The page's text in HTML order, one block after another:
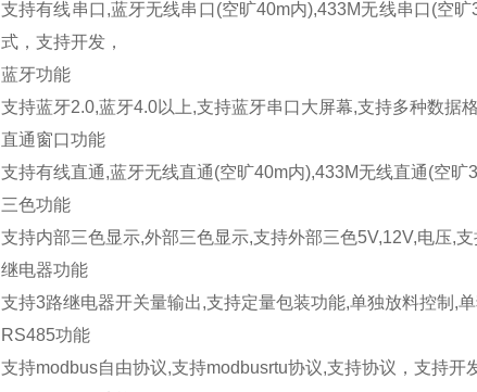
支持有线串口,蓝牙无线串口(空旷40m内),433M无线串口(空旷
式，支持开发，
蓝牙功能
支持蓝牙2.0,蓝牙4.0以上,支持蓝牙串口大屏幕,支持多种数据
直通窗口功能
支持有线直通,蓝牙无线直通(空旷40m内),433M无线直通(空旷
三色功能
支持内部三色显示,外部三色显示,支持外部三色5V,12V,电压,支
继电器功能
支持3路继电器开关量输出,支持定量包装功能,单独放料控制 ,
RS485功能
支持modbus自由协议,支持modbusrtu协议,支持协议，支持开